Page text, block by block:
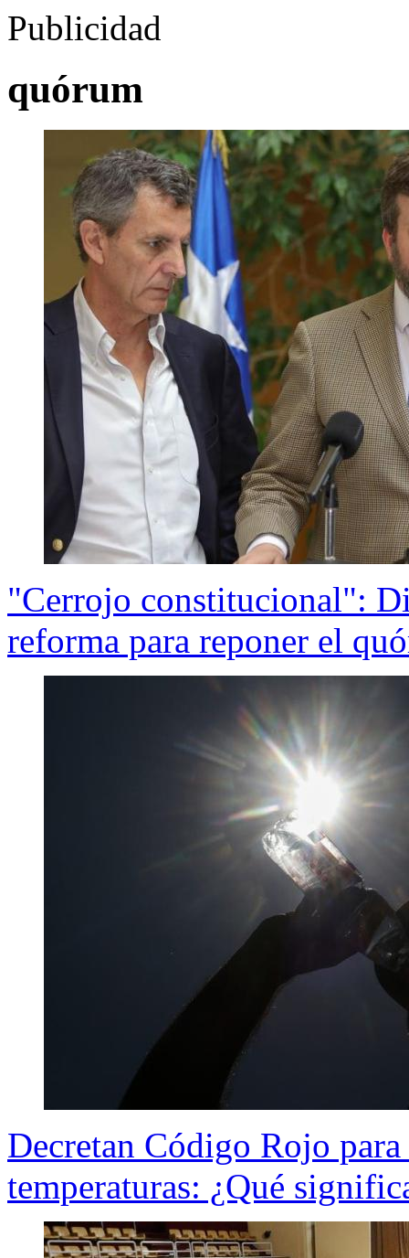
Publicidad
quórum
"Cerrojo constitucional":
reforma para reponer el
Decretan Código Rojo
temperaturas: ¿Qué